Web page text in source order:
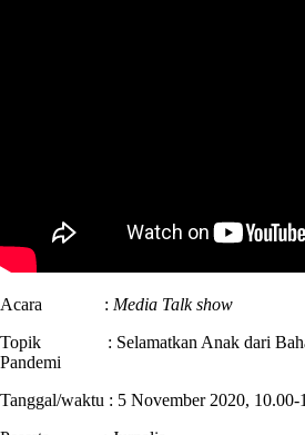
Acara : Media Talk show
Topik : Selamatkan Anak dari
Pandemi
Tanggal/waktu : 5 November 2020,